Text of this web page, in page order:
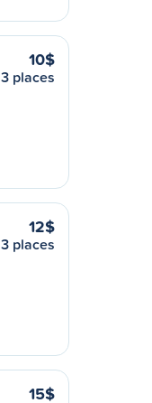
10$
3 places
12$
3 places
15$